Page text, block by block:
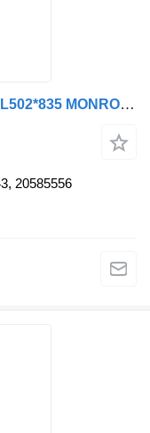
Volvo FH 12, 16 kamyon için Volvo L502*835 MONROE T5170 amortisör
20585556